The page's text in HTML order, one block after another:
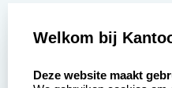
Zakelijk:
Aanvraag op maat
Welkom bij
Deze website maakt